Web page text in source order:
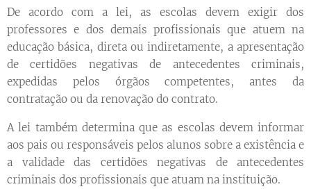
De acordo com a lei, as escolas devem exigir dos
professores e dos demais profissionais que atuem na
educação básica, direta ou indiretamente, a apresentação
de certidões negativas de antecedentes criminais,
expedidas pelos órgãos competentes, antes da
contratação ou da renovação do contrato.
A lei também determina que as escolas devem informar
aos pais ou responsáveis pelos alunos sobre a existência e
a validade das certidões negativas de antecedentes
criminais dos profissionais que atuam na instituição.